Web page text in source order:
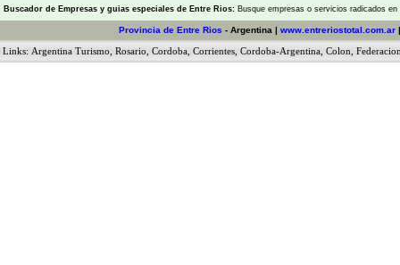
Buscador de Empresas y guias especiales de Entre Rios: Busque empresas o servicios radicados
Provincia de Entre Rios - Argentina | www.entreriostotal.com.ar
Links: Argentina Turismo Rosario Cordoba Corrientes Cordoba-Argentina Colon